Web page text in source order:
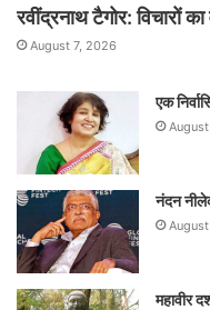
रवींद्रनाथ टैगोर: विचारों
August 7, 2026
एक
नंदन
महावीर